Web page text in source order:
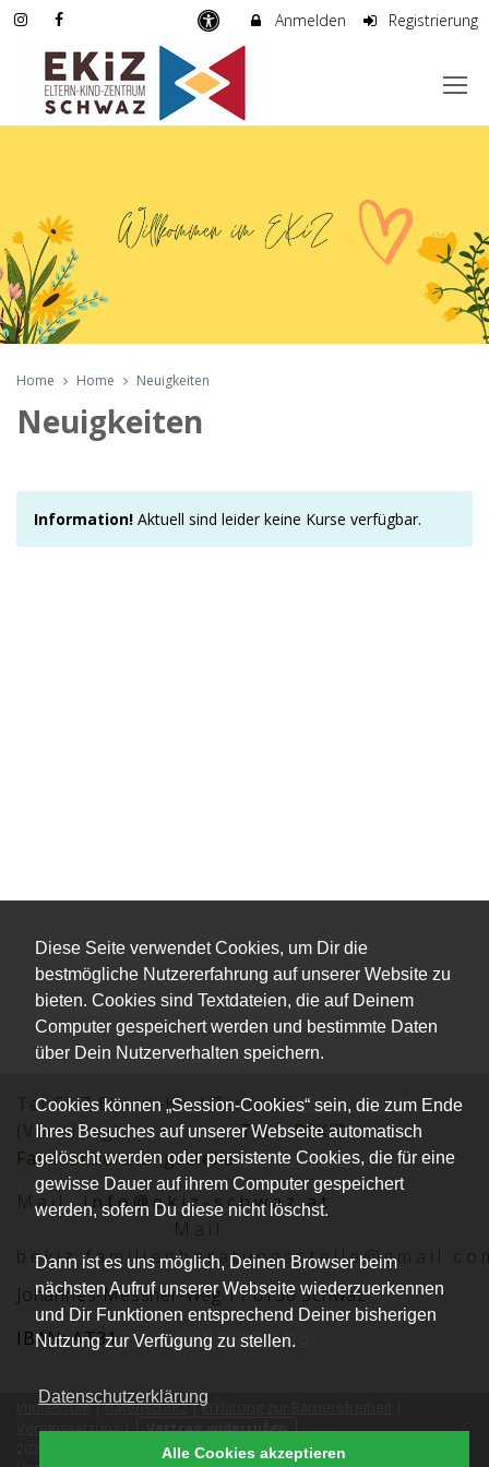
Diese Seite verwendet Cookies, um Dir die
bestmögliche Nutzererfahrung auf unserer Website zu
bieten. Cookies sind Textdateien, die auf Deinem
Computer gespeichert werden und bestimmte Daten
über Dein Nutzerverhalten speichern.
Cookies können „Session-Cookies“ sein, die zum Ende
Ihres Besuches auf unserer Webseite automatisch
gelöscht werden oder persistente Cookies, die für eine
gewisse Dauer auf ihrem Computer gespeichert
werden, sofern Du diese nicht löschst.
Dann ist es uns möglich, Deinen Browser beim
nächsten Aufruf unserer Webseite wiederzuerkennen
und Dir Funktionen entsprechend Deiner bisherigen
Nutzung zur Verfügung zu stellen.
Datenschutzerklärung
Alle Cookies akzeptieren
Anmelden Registrierung
Home Home Neuigkeiten
Neuigkeiten
Information! Aktuell sind leider keine Kurse verfügbar.
Tel.:EKiZ Eltern -Kind-Zentrum 05242 72848
(Vormittag)Tel.:BEKiZ
Familienberatungsstelle0677 62152012
Mail: info@ekiz-schwaz.at
Mail:
Johannes-Messner-Weg 11 6130 Schwaz
IBAN: AT312051 0008 0030 2416
Impressum|Datenschutz|Erklärung zur Barrierefreiheit
Vereinssatzung|
Vertrag widerrufen
2026 © Verein Eltern-Kind-Zentrum Schwaz. Alle Rechte vorbehalten.